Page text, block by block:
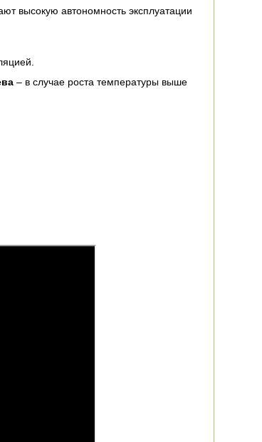
высокую автономность эксплуатации
– в случае роста температуры выше